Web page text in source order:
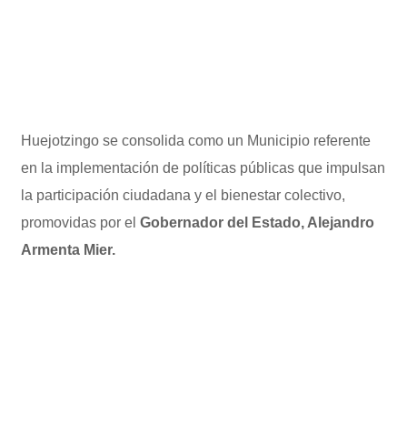
Huejotzingo se consolida como un Municipio referente
en la implementación de políticas públicas que impulsan
la participación ciudadana y el bienestar colectivo,
promovidas por el Gobernador del Estado, Alejandro
Armenta Mier.